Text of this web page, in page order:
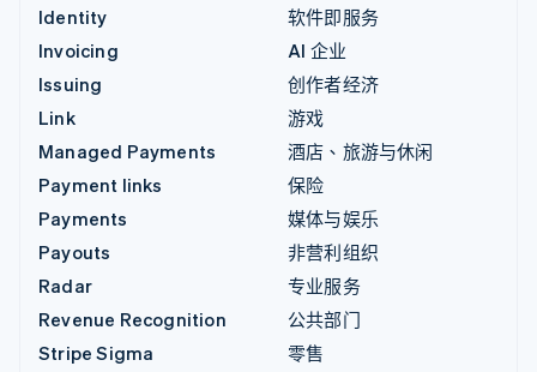
Identity
Invoicing
Issuing
Link
Managed Payments
Payment links
Payments
Payouts
Radar
Revenue Recognition
Stripe Sigma
软件即服务
AI 企业
创作者经济
游戏
酒店、旅游与休闲
保险
媒体与娱乐
非营利组织
专业服务
公共部门
零售